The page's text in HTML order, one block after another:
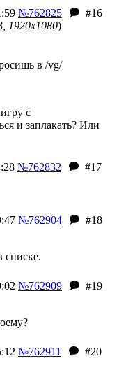
№762825
#16
1920x1080)
в /vg/
с
и заплакать? Или
№762832
#17
№762904
#18
списке.
№762909
#19
№762911
#20